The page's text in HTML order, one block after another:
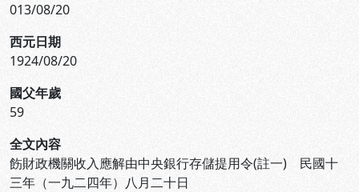
013/08/20
西元日期
1924/08/20
國父年歲
59
全文內容
飭財政機關收入應解由中央銀行存儲提用令(註一) 民國十
三年（一九二四年）八月二十日